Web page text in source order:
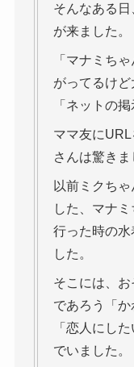
そんなある
が来ました。
「マナミち
がってるけど
「ネットの
ママ友に
さんは驚きま
以前ミクち
した、マナ
行った時の水
した。
そこには、
であろう「か
「恋人にし
でいました。